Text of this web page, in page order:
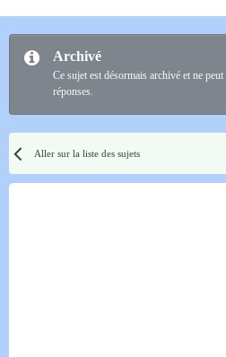
Archivé
Ce sujet est désormais archivé et ne
réponses.
Aller sur la liste des sujets